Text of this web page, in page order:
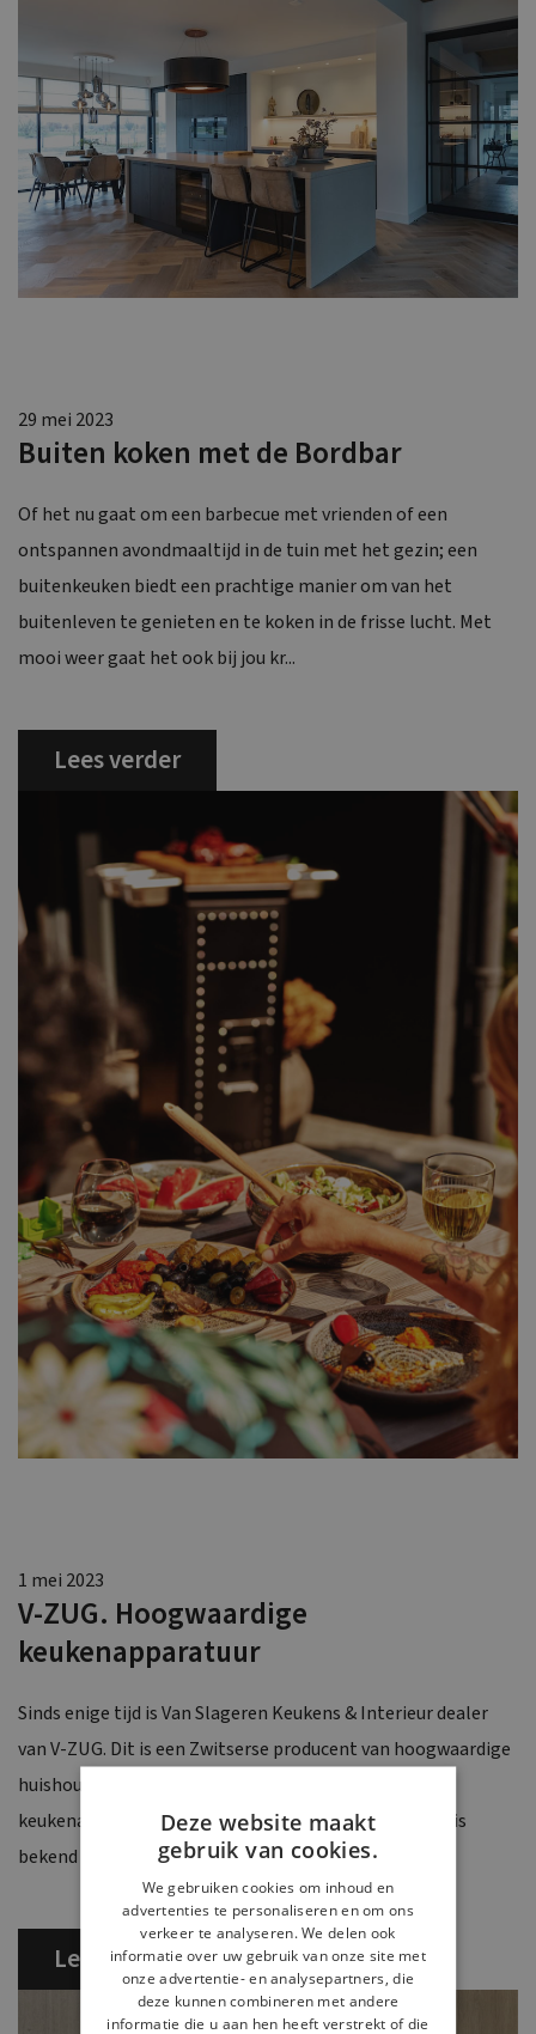
29 mei 2023
Buiten koken met de Bordbar
Of het nu gaat om een barbecue met vrienden of een
ontspannen avondmaaltijd in de tuin met het gezin; een
buitenkeuken biedt een prachtige manier om van het
buitenleven te genieten en te koken in de frisse lucht. Met
mooi weer gaat het ook bij jou kr...
Lees verder
1 mei 2023
V-ZUG. Hoogwaardige
keukenapparatuur
Sinds enige tijd is Van Slageren Keukens & Interieur dealer
van V-ZUG. Dit is een Zwitserse producent van hoogwaardige
huishoudelijke apparaten, gespecialiseerd in
keukenapparatuur. Het bedrijf is opgericht in 1913 en is
bekend om haar innovatiev...
Lees verder
Deze website maakt
gebruik van cookies.
We gebruiken cookies om inhoud en
advertenties te personaliseren en om ons
verkeer te analyseren. We delen ook
informatie over uw gebruik van onze site met
onze advertentie- en analysepartners, die
deze kunnen combineren met andere
informatie die u aan hen heeft verstrekt of die